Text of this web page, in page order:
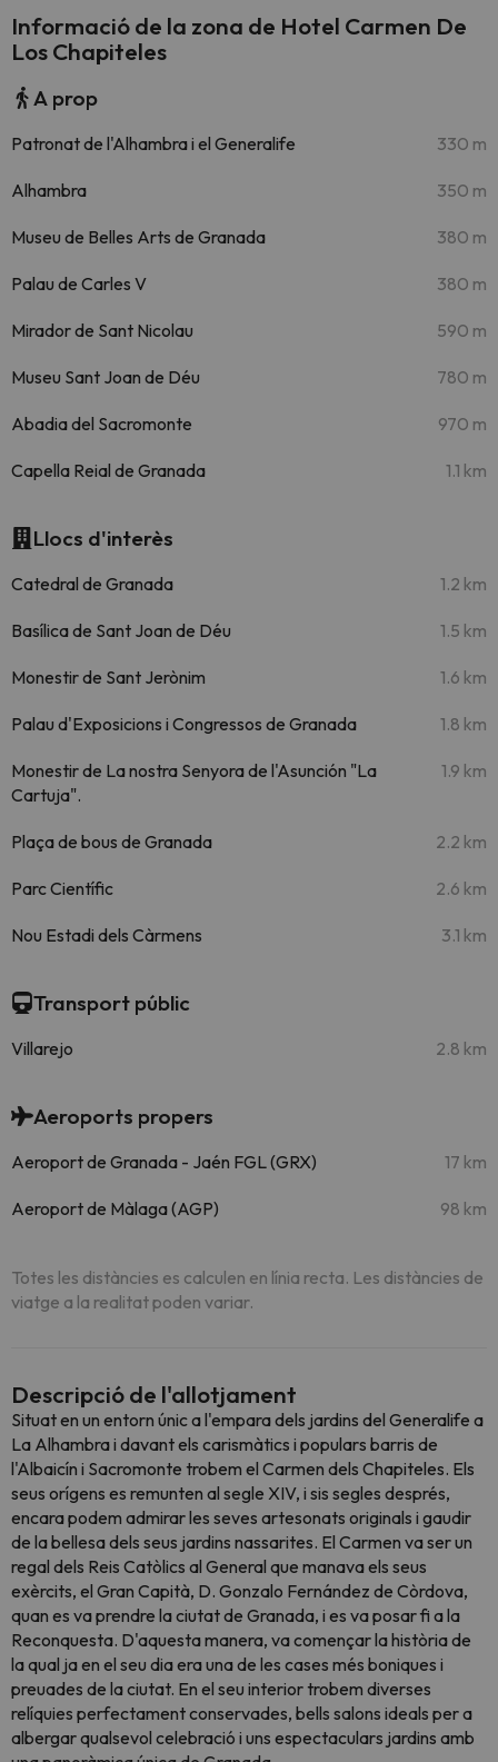
Informació de la zona de Hotel Carmen De
Los Chapiteles
A prop
Patronat de l'Alhambra i el Generalife 330 m
Alhambra 350 m
Museu de Belles Arts de Granada 380 m
Palau de Carles V 380 m
Mirador de Sant Nicolau 590 m
Museu Sant Joan de Déu 780 m
Abadia del Sacromonte 970 m
Capella Reial de Granada 1.1 km
Llocs d'interès
Catedral de Granada 1.2 km
Basílica de Sant Joan de Déu 1.5 km
Monestir de Sant Jerònim 1.6 km
Palau d'Exposicions i Congressos de Granada 1.8 km
Monestir de La nostra Senyora de l'Asunción "La
Cartuja".
1.9 km
Plaça de bous de Granada 2.2 km
Parc Científic 2.6 km
Nou Estadi dels Càrmens 3.1 km
Transport públic
Villarejo 2.8 km
Aeroports propers
Aeroport de Granada - Jaén FGL (GRX) 17 km
Aeroport de Màlaga (AGP) 98 km
Totes les distàncies es calculen en línia recta. Les distàncies de
viatge a la realitat poden variar.
Descripció de l'allotjament
Situat en un entorn únic a l'empara dels jardins del Generalife a
La Alhambra i davant els carismàtics i populars barris de
l'Albaicín i Sacromonte trobem el Carmen dels Chapiteles. Els
seus orígens es remunten al segle XIV, i sis segles després,
encara podem admirar les seves artesonats originals i gaudir
de la bellesa dels seus jardins nassarites. El Carmen va ser un
regal dels Reis Catòlics al General que manava els seus
exèrcits, el Gran Capità, D. Gonzalo Fernández de Còrdova,
quan es va prendre la ciutat de Granada, i es va posar fi a la
Reconquesta. D'aquesta manera, va començar la història de
la qual ja en el seu dia era una de les cases més boniques i
preuades de la ciutat. En el seu interior trobem diverses
relíquies perfectament conservades, bells salons ideals per a
albergar qualsevol celebració i uns espectaculars jardins amb